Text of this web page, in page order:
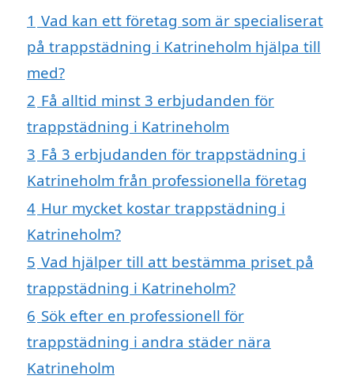
1 Vad kan ett företag som är specialiserat
på trappstädning i Katrineholm hjälpa till
med?
2 Få alltid minst 3 erbjudanden för
trappstädning i Katrineholm
3 Få 3 erbjudanden för trappstädning i
Katrineholm från professionella företag
4 Hur mycket kostar trappstädning i
Katrineholm?
5 Vad hjälper till att bestämma priset på
trappstädning i Katrineholm?
6 Sök efter en professionell för
trappstädning i andra städer nära
Katrineholm